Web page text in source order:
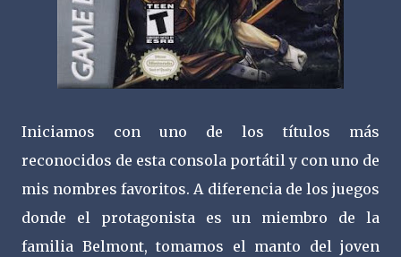
Iniciamos con uno de los títulos más
reconocidos de esta consola portátil y con uno de
mis nombres favoritos. A diferencia de los juegos
donde el protagonista es un miembro de la
familia Belmont, tomamos el manto del joven